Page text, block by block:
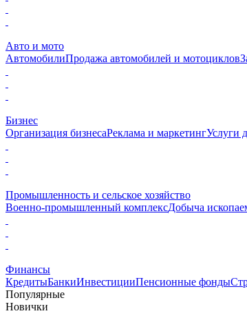
Авто и мото
АвтомобилиПродажа автомобилей и мотоциклов
Бизнес
Организация бизнесаРеклама и маркетингУслуги
Промышленность и сельское хозяйство
Военно-промышленный комплексДобыча
Финансы
КредитыБанкиИнвестицииПенсионные фонды
Популярные
Новички